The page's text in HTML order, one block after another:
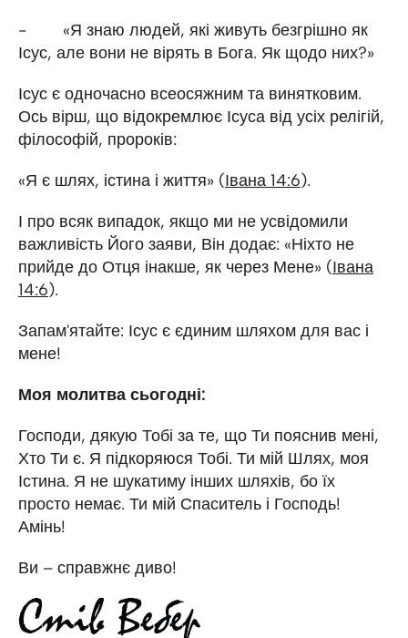
- «Я знаю людей, які живуть безгрішно як
Ісус, але вони не вірять в Бога. Як щодо них?»
Ісус є одночасно всеосяжним та винятковим.
Ось вірш, що відокремлює Ісуса від усіх релігій,
філософій, пророків:
«Я є шлях, істина і життя» (Івана 14:6).
І про всяк випадок, якщо ми не усвідомили
важливість Його заяви, Він додає: «Ніхто не
прийде до Отця інакше, як через Мене» (Івана
14:6).
Запам'ятайте: Ісус є єдиним шляхом для вас і
мене!
Моя молитва сьогодні:
Господи, дякую Тобі за те, що Ти пояснив мені,
Хто Ти є. Я підкоряюся Тобі. Ти мій Шлях, моя
Істина. Я не шукатиму інших шляхів, бо їх
просто немає. Ти мій Спаситель і Господь!
Амінь!
Ви – справжнє диво!